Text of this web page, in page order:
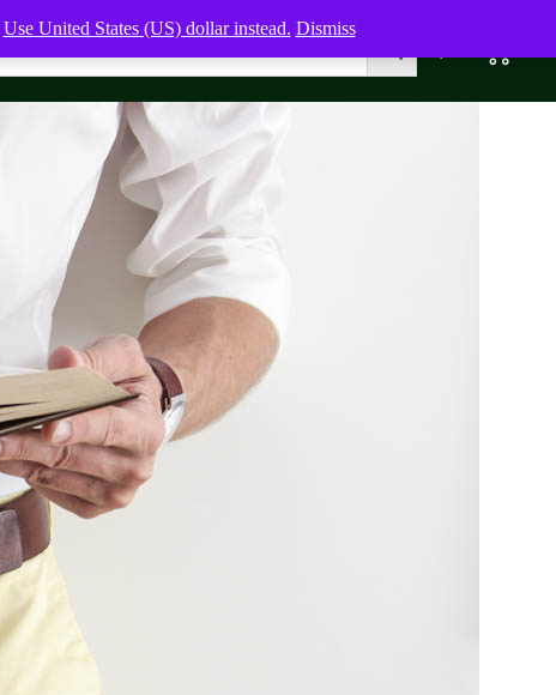
Use United States (US) dollar instead. Dismiss